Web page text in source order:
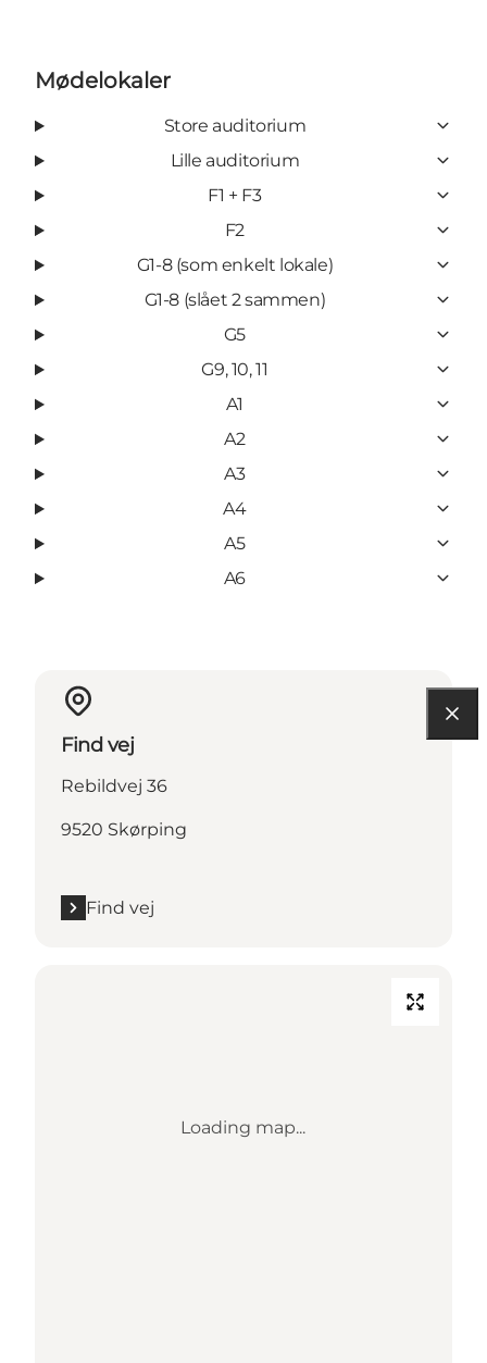
Mødelokaler
Store auditorium
Lille auditorium
F1 + F3
F2
G1-8 (som enkelt lokale)
G1-8 (slået 2 sammen)
G5
G9, 10, 11
A1
A2
A3
A4
A5
A6
Find vej
Rebildvej 36
9520 Skørping
Find vej
Loading map...